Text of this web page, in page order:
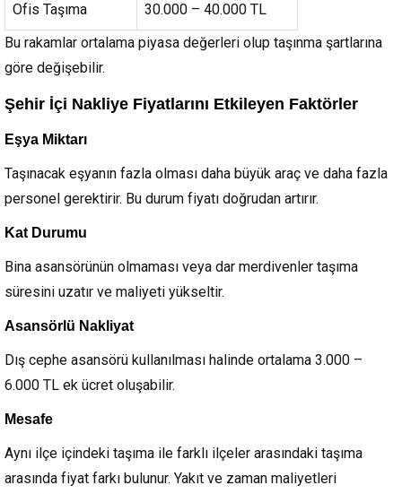
Ofis Taşıma
30.000 – 40.000 TL
Bu rakamlar ortalama piyasa değerleri olup taşınma şartlarına
göre değişebilir.
Şehir İçi Nakliye Fiyatlarını Etkileyen Faktörler
Eşya Miktarı
Taşınacak eşyanın fazla olması daha büyük araç ve daha fazla
personel gerektirir. Bu durum fiyatı doğrudan artırır.
Kat Durumu
Bina asansörünün olmaması veya dar merdivenler taşıma
süresini uzatır ve maliyeti yükseltir.
Asansörlü Nakliyat
Dış cephe asansörü kullanılması halinde ortalama 3.000 –
6.000 TL ek ücret oluşabilir.
Mesafe
Aynı ilçe içindeki taşıma ile farklı ilçeler arasındaki taşıma
arasında fiyat farkı bulunur. Yakıt ve zaman maliyetleri